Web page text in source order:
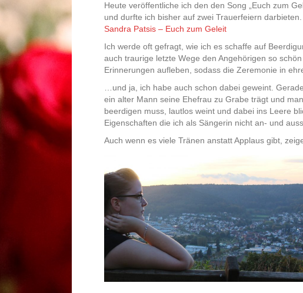
Heute veröffentliche ich den den Song „Euch zum
und durfte ich bisher auf zwei Trauerfeiern darbieten.
Sandra Patsis – Euch zum Geleit
Ich werde oft gefragt, wie ich es schaffe auf
auch traurige letzte Wege den Angehörigen so
Erinnerungen aufleben, sodass die Zeremonie in
…und ja, ich habe auch schon dabei geweint.
ein alter Mann seine Ehefrau zu Grabe trägt und
beerdigen muss, lautlos weint und dabei ins Leere
Eigenschaften die ich als Sängerin nicht an- und
Auch wenn es viele Tränen anstatt Applaus gibt,